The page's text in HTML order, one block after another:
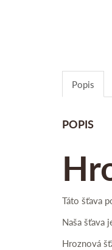
Popis
POPIS
Táto šťava
Naša šťava
Hroznová